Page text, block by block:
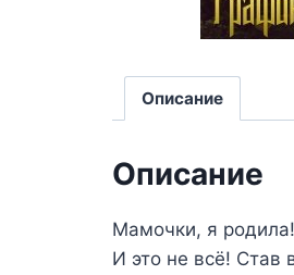
Описание
Описание
Мамочки, я
И это не всё! Став